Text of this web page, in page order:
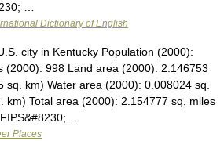
…
Dictionary of English
city in Kentucky Population (2000):
(2000): 998 Land area (2000): 2.146753
sq. km) Water area (2000): 0.008024 sq.
km) Total area (2000): 2.154777 sq. miles
…
Places